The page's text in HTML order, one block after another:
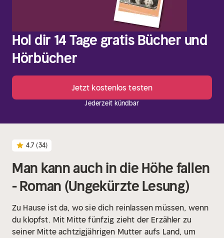
Hol dir 14 Tage gratis Bücher und
Hörbücher
Jetzt kostenlos testen
Jederzeit kündbar
4.7 (34)
Man kann auch in die Höhe fallen
- Roman (Ungekürzte Lesung)
Zu Hause ist da, wo sie dich reinlassen müssen, wenn
du klopfst. Mit Mitte fünfzig zieht der Erzähler zu
seiner Mitte achtzigjährigen Mutter aufs Land, um